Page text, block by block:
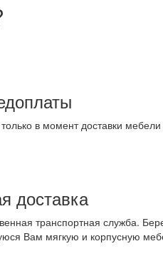
в момент доставки
доставка
транспортная служба.
Вам мягкую и корпусную